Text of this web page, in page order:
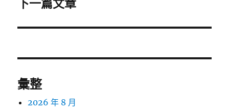
下
篇
章:
下一篇文章
彙整
2026 年 8 月